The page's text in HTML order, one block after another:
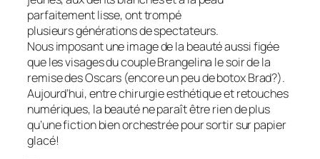
parfaitement lisse, ont trompé
plusieurs générations de spectateurs.
Nous imposant une image de la beauté aussi figée
que les visages du couple Brangelina le soir de la
remise des Oscars (encore un peu de botox Brad?).
Aujourd’hui, entre chirurgie esthétique et retouches
numériques, la beauté ne paraît être rien de plus
qu’une fiction bien orchestrée pour sortir sur papier
glacé!